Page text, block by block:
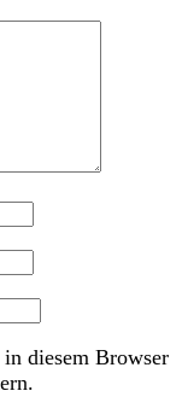
diesem Browser